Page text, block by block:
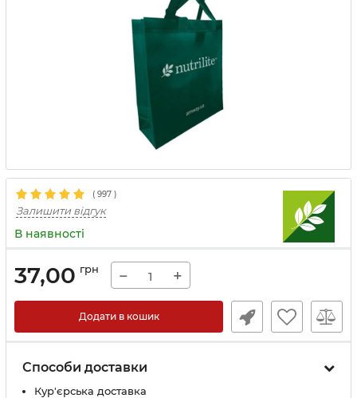
( 997 )
Залишити відгук
В наявності
37,00 грн − +
Додати в кошик
Способи доставки
Кур'єрська доставка